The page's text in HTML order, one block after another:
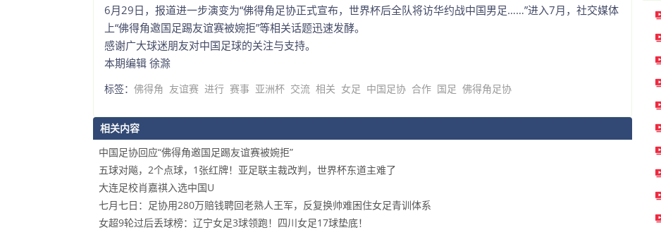
6月29日，报道进一步演变为“佛得角足协正式宣布，世界杯后全队将访华约战中国男足……”进入7月，社交媒体
上“佛得角邀国足踢友谊赛被婉拒”等相关话题迅速发酵。
感谢广大球迷朋友对中国足球的关注与支持。
本期编辑 徐滁
标签： 佛得角 友谊赛 进行 赛事 亚洲杯 交流 相关 女足 中国足协 合作 国足 佛得角足协
相关内容
中国足协回应“佛得角邀国足踢友谊赛被婉拒”
五球对飚，2个点球，1张红牌！亚足联主裁改判，世界杯东道主难了
大连足校肖嘉祺入选中国U
七月七日：足协用280万赔钱聘回老熟人王军，反复换帅难困住女足青训体系
女超9轮过后丢球榜：辽宁女足3球领跑！四川女足17球垫底！